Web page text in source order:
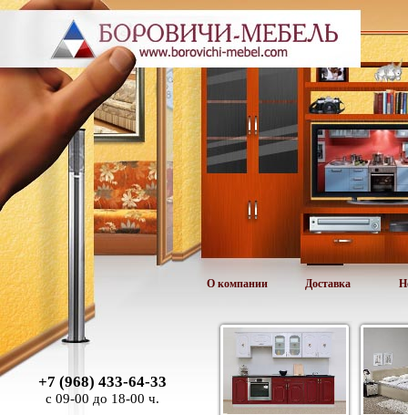
О компании Доставка
+7 (968) 433-64-33
с 09-00 до 18-00 ч.